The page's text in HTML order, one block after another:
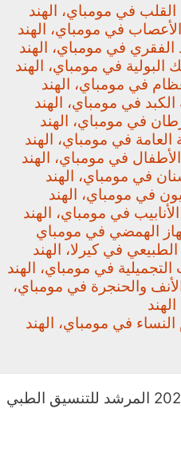
في مومباي، الهند
في مومباي، الهند
في مومباي، الهند
في مومباي، الهند
في مومباي، الهند
في مومباي، الهند
في مومباي، الهند
في مومباي، الهند
في مومباي، الهند
في مومباي، الهند
في مومباي، الهند
في مومباي، الهند
الهمضي في مومباي
في كيرلا، الهند
في مومباي، الهند
والحنجرة في مومباي،
الهند
في مومباي، الهند